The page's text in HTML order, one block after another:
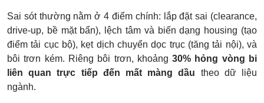
Sai sót thường nằm ở 4 điểm chính: lắp đặt sai (clearance,
drive-up, bề mặt bẩn), lệch tâm và biến dạng housing (tạo
điểm tải cục bộ), kẹt dịch chuyển dọc trục (tăng tải nội), và
bôi trơn kém. Riêng bôi trơn, khoảng30% hỏng vòng bi
liên quan trực tiếp đến mất màng dầu theo dữ liệu
ngành.